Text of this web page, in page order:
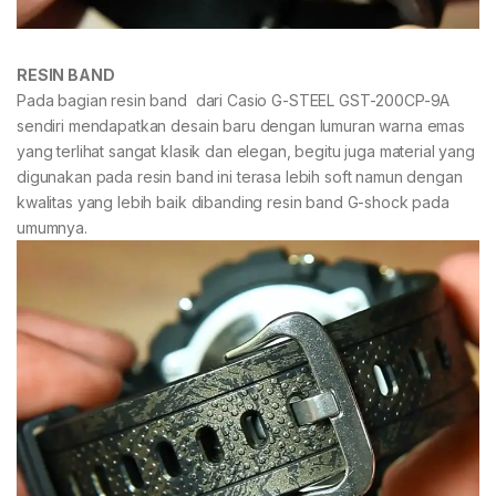
RESIN BAND
Pada bagian resin band dari Casio G-STEEL GST-200CP-9A
sendiri mendapatkan desain baru dengan lumuran warna emas
yang terlihat sangat klasik dan elegan, begitu juga material yang
digunakan pada resin band ini terasa lebih soft namun dengan
kwalitas yang lebih baik dibanding resin band G-shock pada
umumnya.